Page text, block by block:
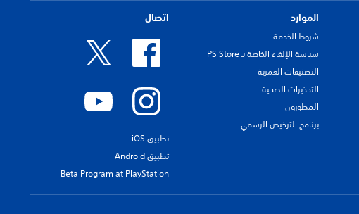
الموارد
شروط الخدمة
سياسة الإلغاء الخاصة بـ PS Store
التصنيفات العمرية
التحذيرات الصحية
المطورون
برنامج الترخيص الرسمي
اتصال
تطبيق iOS
تطبيق Android
Beta Program at PlayStation